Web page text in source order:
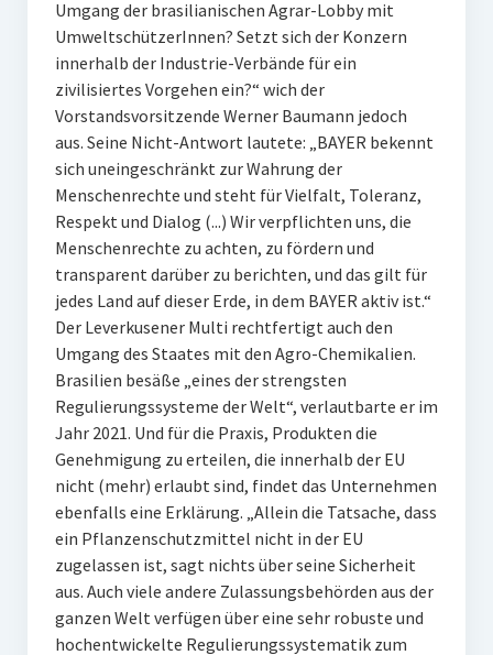
Umgang der brasilianischen Agrar-Lobby mit
UmweltschützerInnen? Setzt sich der Konzern
innerhalb der Industrie-Verbände für ein
zivilisiertes Vorgehen ein?“ wich der
Vorstandsvorsitzende Werner Baumann jedoch
aus. Seine Nicht-Antwort lautete: „BAYER bekennt
sich uneingeschränkt zur Wahrung der
Menschenrechte und steht für Vielfalt, Toleranz,
Respekt und Dialog (...) Wir verpflichten uns, die
Menschenrechte zu achten, zu fördern und
transparent darüber zu berichten, und das gilt für
jedes Land auf dieser Erde, in dem BAYER aktiv ist.“
Der Leverkusener Multi rechtfertigt auch den
Umgang des Staates mit den Agro-Chemikalien.
Brasilien besäße „eines der strengsten
Regulierungssysteme der Welt“, verlautbarte er im
Jahr 2021. Und für die Praxis, Produkten die
Genehmigung zu erteilen, die innerhalb der EU
nicht (mehr) erlaubt sind, findet das Unternehmen
ebenfalls eine Erklärung. „Allein die Tatsache, dass
ein Pflanzenschutzmittel nicht in der EU
zugelassen ist, sagt nichts über seine Sicherheit
aus. Auch viele andere Zulassungsbehörden aus der
ganzen Welt verfügen über eine sehr robuste und
hochentwickelte Regulierungssystematik zum